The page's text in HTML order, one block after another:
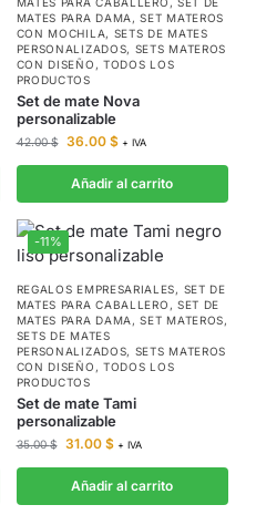
MATES PARA DAMA ,SET MATEROS
CON MOCHILA, SETS DE MATES
PERSONALIZADOS, SETS MATEROS
CON DISEÑO , TODOS LOS
PRODUCTOS
Set de mate Nova
personalizable
42.00$ 36.00 $ + IVA
Añadir al carrito
-11%
REGALOS EMPRESARIALES, SET DE
MATES PARA CABALLERO , SET DE
MATES PARA DAMA ,SET MATEROS,
SETS DE MATES
PERSONALIZADOS, SETS MATEROS
CON DISEÑO , TODOS LOS
PRODUCTOS
Set de mate Tami
personalizable
35.00$ 31.00 $ + IVA
Añadir al carrito